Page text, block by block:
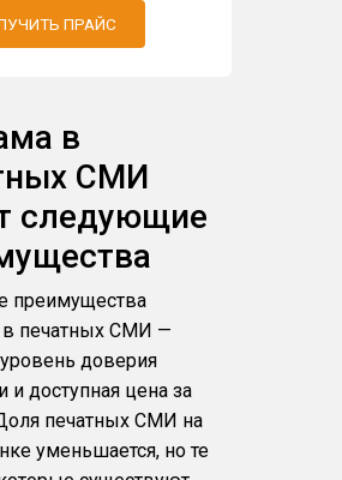
ПРАЙС
в
СМИ
следующие
преимущества
печатных СМИ —
доверия
и доступная цена за
печатных СМИ на
уменьшается, но те